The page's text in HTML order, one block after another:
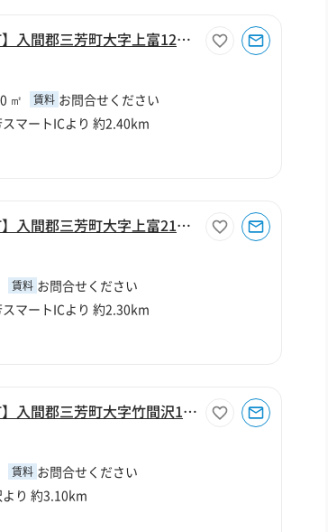
【埼玉県入間郡三芳町】入間郡三芳町大字上富1240坪倉庫
㎡ 賃料 お問合せください
マートICより 約2.40km
【埼玉県入間郡三芳町】入間郡三芳町大字上富210坪倉庫
賃料 お問合せください
マートICより 約2.30km
【埼玉県入間郡三芳町】入間郡三芳町大字竹間沢130坪倉庫
賃料 お問合せください
り 約3.10km